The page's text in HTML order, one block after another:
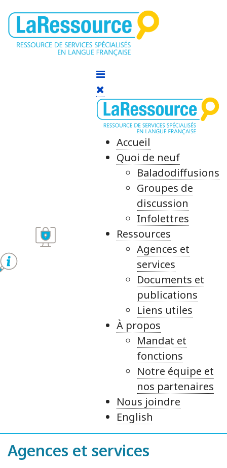
Accueil
Quoi de neuf
Baladodiffusions
Groupes de
discussion
Infolettres
Ressources
Agences et
services
Documents et
publications
Liens utiles
À propos
Mandat et
fonctions
Notre équipe et
nos partenaires
Nous joindre
English
Agences et services